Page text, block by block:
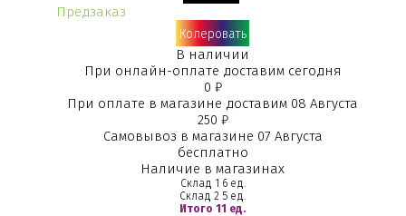
Предзаказ
Колеровать
В наличии
При онлайн-оплате доставим сегодня
0 ₽
При оплате в магазине доставим 08 Августа
250 ₽
Самовывоз в магазине 07 Августа
бесплатно
Наличие в магазинах
Склад 1 6 ед.
Склад 25 ед.
Итого 11 ед.